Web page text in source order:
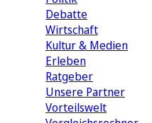
Debatte
Wirtschaft
Kultur & Medien
Erleben
Ratgeber
Unsere Partner
Vorteilswelt